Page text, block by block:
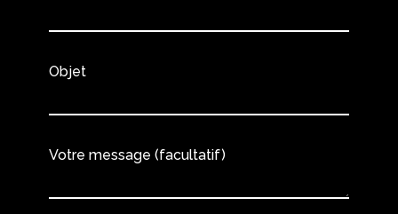
Objet
Votre message (facultatif)